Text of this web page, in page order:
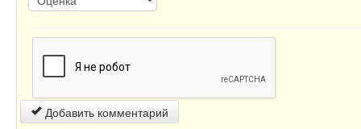
Добавить комментарий